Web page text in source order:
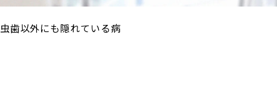
虫歯以外にも隠れている病